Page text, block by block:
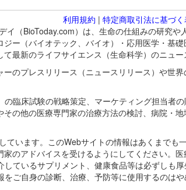
利用規約 | 特定商取引法に基づ
（BioToday.com）は、生命の仕組みの研究
ー（バイオテック、バイオ）・応用医学・基
最新のライフサイエンス（生命科学）のニュー
のプレスリリース（ニュースリリース）や世
臨床試験の戦略策定、マーケティング担当者
の他の医療専門家の治療方法の検討、病院・
ています。このWebサイトの情報はあくまで
のアドバイスを受けるようにしてください。
ているサプリメント、健康食品等は必ずしも
ご自身の診断、治療、予防等に使用するのは